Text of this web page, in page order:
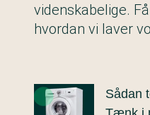
videnskabelige.
hvordan vi laver
Sådan